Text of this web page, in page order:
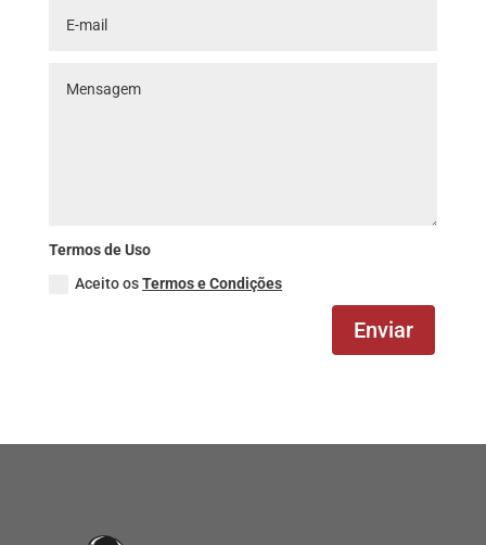
Termos de Uso
Aceito osTermos e Condições
Enviar